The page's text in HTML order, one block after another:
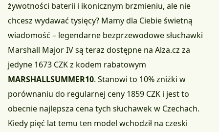
żywotności baterii i ikonicznym brzmieniu, ale nie
chcesz wydawać tysięcy? Mamy dla Ciebie świetną
wiadomość – legendarne bezprzewodowe słuchawki
Marshall Major IV są teraz dostępne na Alza.cz za
jedyne 1673 CZKz kodem rabatowym
MARSHALLSUMMER10. Stanowi to 10% zniżki w
porównaniu do regularnej ceny 1859 CZK i jest to
obecnie najlepsza cena tych słuchawek w Czechach.
Kiedy pięć lat temu ten model wchodził na czeski